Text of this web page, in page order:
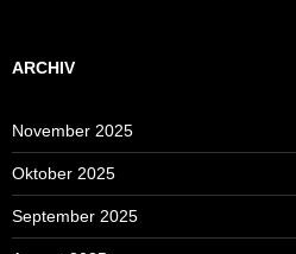
ARCHIV
November 2025
Oktober 2025
September 2025